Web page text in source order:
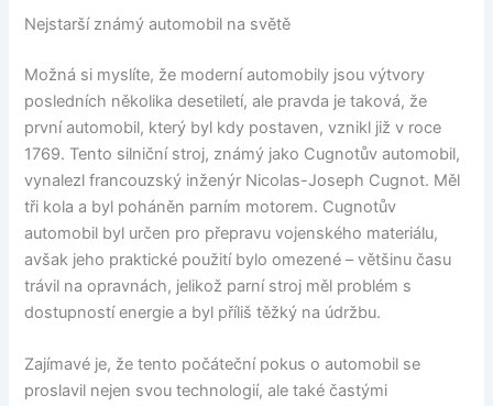
Nejstarší známý automobil na světě
Možná si myslíte, že moderní automobily jsou výtvory
posledních několika desetiletí, ale pravda je taková, že
první automobil, který byl kdy postaven, vznikl již v roce
1769. Tento silniční stroj, známý jako Cugnotův automobil,
vynalezl francouzský inženýr Nicolas-Joseph Cugnot. Měl
tři kola a byl poháněn parním motorem. Cugnotův
automobil byl určen pro přepravu vojenského materiálu,
avšak jeho praktické použití bylo omezené – většinu času
trávil na opravnách, jelikož parní stroj měl problém s
dostupností energie a byl příliš těžký na údržbu.
Zajímavé je, že tento počáteční pokus o automobil se
proslavil nejen svou technologií, ale také častými